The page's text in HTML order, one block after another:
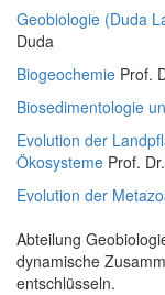
Geobiologie (Duda
Duda
Biogeochemie Prof.
Biosedimentologie
Evolution der
Ökosysteme Prof.
Evolution der
Abteilung
dynamische
entschlüsseln.